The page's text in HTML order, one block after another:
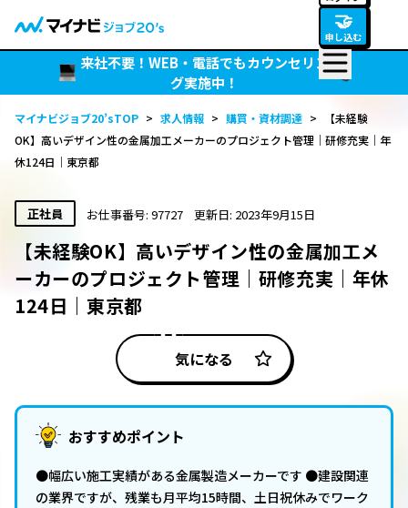
🤝
申し込む
来社不要！WEB・電話でもカウンセリン
グ実施中！
マイナビジョブ20’sTOP > 求人情報 > 購買・資材調達 >
【未経験
OK】高いデザイン性の金属加工メーカーのプロジェクト管理｜研修充実｜年
休124日｜東京都
正社員 お仕事番号: 97727 更新日: 2023年9月15日
【未経験OK】高いデザイン性の金属加工メ
ーカーのプロジェクト管理｜研修充実｜年休
124日｜東京都
気になる
おすすめポイント
●幅広い施工実績がある金属製造メーカーです ●建設関連
の業界ですが、残業も月平均15時間、土日祝休みでワーク